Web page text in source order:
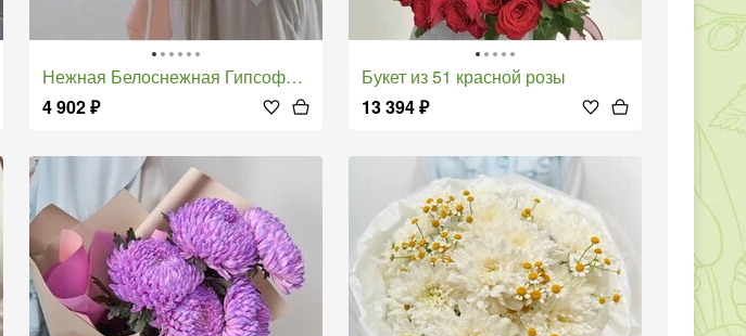
Нежная Белоснежная Гипсофила
4 902₽
Букет из 51 красной розы
13 394₽